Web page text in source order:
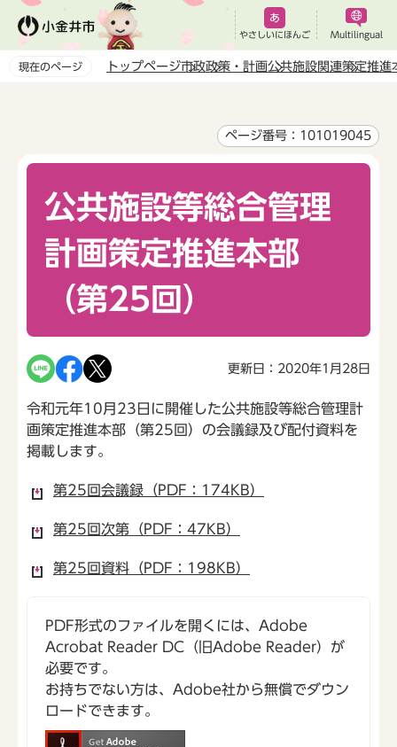
ペ
やさしいにほんご Multilingual
現在のページ トップページ市政政策・計画公共施設関連策定推進
ページ番号：101019045
公共施設等総合管理
計画策定推進本部
（第25回）
更新日：2020年1月28日
令和元年10月23日に開催した公共施設等総合管理計
画策定推進本部（第25回）の会議録及び配付資料を
掲載します。
第25回会議録（PDF：174KB）
第25回次第（PDF：47KB）
第25回資料（PDF：198KB）
PDF形式のファイルを開くには、Adobe
Acrobat Reader DC（旧Adobe Reader）が
必要です。
お持ちでない方は、Adobe社から無償でダウン
ロードできます。